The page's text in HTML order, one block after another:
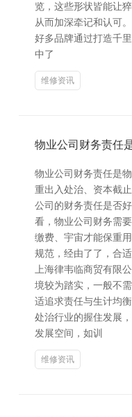
览，这些形状皆能让
从而加深牵记和认可
好多品牌通过打造千
中了
维修资讯
物业公司财务责任
物业公司财务责任是
重出入处治、资本截
公司的财务责任是否
看，物业公司财务需
缴费、宇宙才能保重
规范，经由了了，合
上海律韦临商贸有限
境较为踏实，一般不
适追求责任与生计均
处治行业的握住发展
发展空间，如训
维修资讯